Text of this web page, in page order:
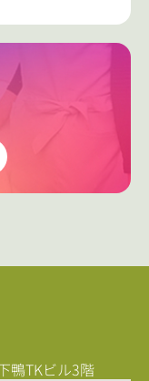
鴨TKビル3階